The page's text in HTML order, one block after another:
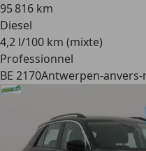
95 816 km
Diesel
4,2 l/100 km (mixte)
Professionnel
BE 2170Antwerpen-